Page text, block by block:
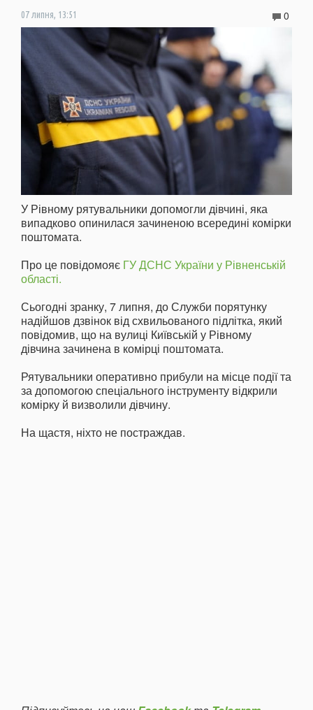
07 липня, 13:51 0
У Рівному рятувальники допомогли дівчині, яка
випадково опинилася зачиненою всередині комірки
поштомата.
Про це повідомояє ГУ ДСНС України у Рівненській
області.
Сьогодні зранку, 7 липня, до Служби порятунку
надійшов дзвінок від схвильованого підлітка, який
повідомив, що на вулиці Київській у Рівному
дівчина зачинена в комірці поштомата.
Рятувальники оперативно прибули на місце події та
за допомогою спеціального інструменту відкрили
комірку й визволили дівчину.
На щастя, ніхто не постраждав.